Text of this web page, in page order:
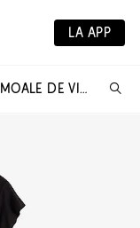
LA APP
ROCHIE DIN JERSE DIN AMESTEC MOALE DE VISCOZĂ